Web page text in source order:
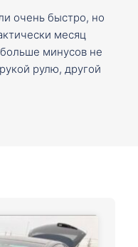
очень быстро, но
месяц
минусов не
рулю, другой